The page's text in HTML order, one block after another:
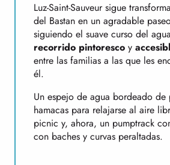
Luz-Saint-Sauveur sigue
del Bastan en un agradable
siguiendo el suave curso del
recorrido pintoresco y
entre las familias a las que les
él.
Un espejo de agua bordeado de
hamacas para relajarse al aire
picnic y, ahora, un pumptrack
con baches y curvas peraltadas.